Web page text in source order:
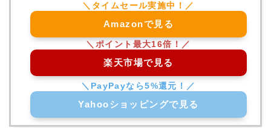
Amazonで見る
楽天市場で見る
Yahooショッピングで見る